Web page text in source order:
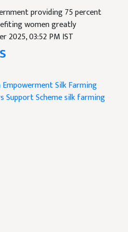
providing 75 percent
women greatly
2025, 03:52 PM IST
Silk Farming
Support Schemesilk farming